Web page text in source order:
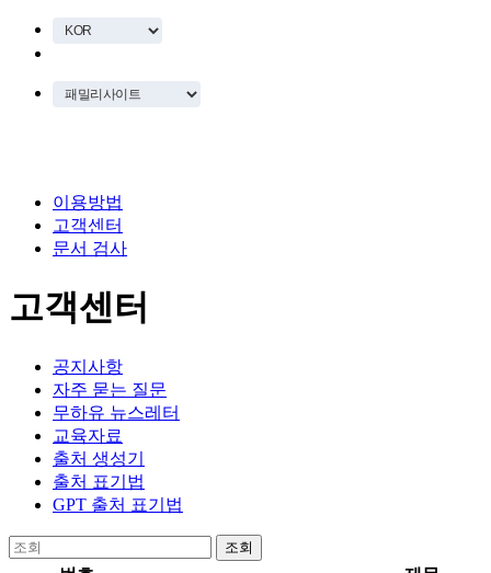
이용방법
고객센터
문서 검사
고객센터
공지사항
자주 묻는 질문
무하유 뉴스레터
교육자료
출처 생성기
출처 표기법
GPT 출처 표기법
조회